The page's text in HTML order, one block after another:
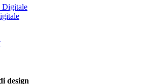
design